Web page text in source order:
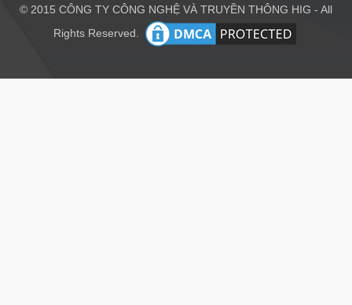
© 2015 CÔNG TY CÔNG NGHỆ VÀ TRUYỀN THÔNG HIG - All
Rights Reserved.